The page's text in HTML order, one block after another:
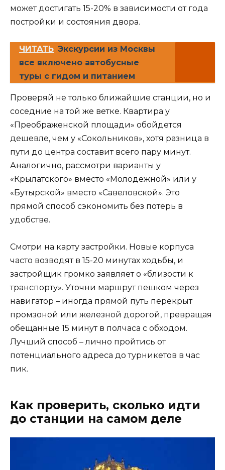
может достигать 15-20% в зависимости от года
постройки и состояния двора.
ЧИТАТЬ Экскурсии из Москвы
все включено автобусные
туры с гидом и питанием
Проверяй не только ближайшие станции, но и
соседние на той же ветке. Квартира у
«Преображенской площади» обойдется
дешевле, чем у «Сокольников», хотя разница в
пути до центра составит всего пару минут.
Аналогично, рассмотри варианты у
«Крылатского» вместо «Молодежной» или у
«Бутырской» вместо «Савеловской». Это
прямой способ сэкономить без потерь в
удобстве.
Смотри на карту застройки. Новые корпуса
часто возводят в 15-20 минутах ходьбы, и
застройщик громко заявляет о «близости к
транспорту». Уточни маршрут пешком через
навигатор – иногда прямой путь перекрыт
промзоной или железной дорогой, превращая
обещанные 15 минут в полчаса с обходом.
Лучший способ – лично пройтись от
потенциального адреса до турникетов в час
пик.
Как проверить, сколько идти
до станции на самом деле